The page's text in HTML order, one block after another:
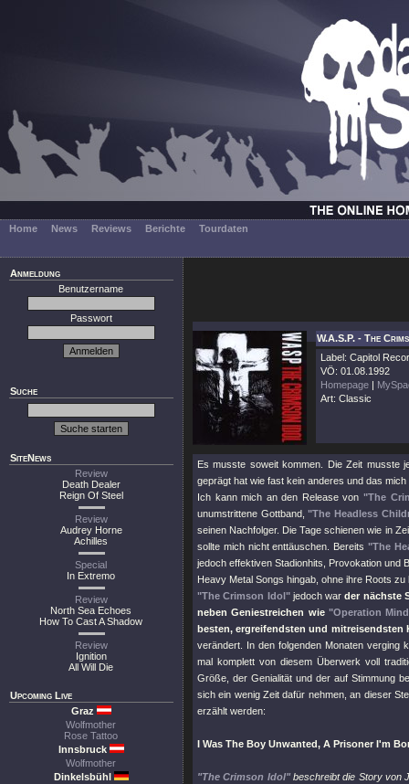
Home News Reviews Berichte Tourdaten
Anmeldung
Benutzername
Passwort
Suche
SiteNews
Review
Death Dealer
Reign Of Steel
Review
Audrey Horne
Achilles
Special
In Extremo
Review
North Sea Echoes
How To Cast A Shadow
Review
Ignition
All Will Die
Upcoming Live
Graz
Wolfmother
Rose Tattoo
Innsbruck
Wolfmother
Dinkelsbühl
W.A.S.P. - The
Label: Capitol
VÖ: 01.08.1992
Homepage |
Art: Classic
Es musste soweit kommen. Die Zeit musste
geprägt hat wie fast kein anderes und das
Ich kann mich an den Release von"The
unumstrittene Gottband,"The Headless
seinen Nachfolger. Die Tage schienen wie in
sollte mich nicht enttäuschen. Bereits"The
jedoch effektiven Stadionhits, Provokation und
Heavy Metal Songs hingab, ohne ihre Roots zu
"The Crimson Idol"jedoch warder nächste
neben Geniestreichen wie "Operation
besten, ergreifendsten und mitreisendsten
verändert. In den folgenden Monaten verging
mal komplett von diesem Überwerk voll
Größe, der Genialität und der auf Stimmung
sich ein wenig Zeit dafür nehmen, an dieser
erzählt werden:
I Was The Boy Unwanted, A Prisoner I'm
"The Crimson Idol"beschreibt die Story von